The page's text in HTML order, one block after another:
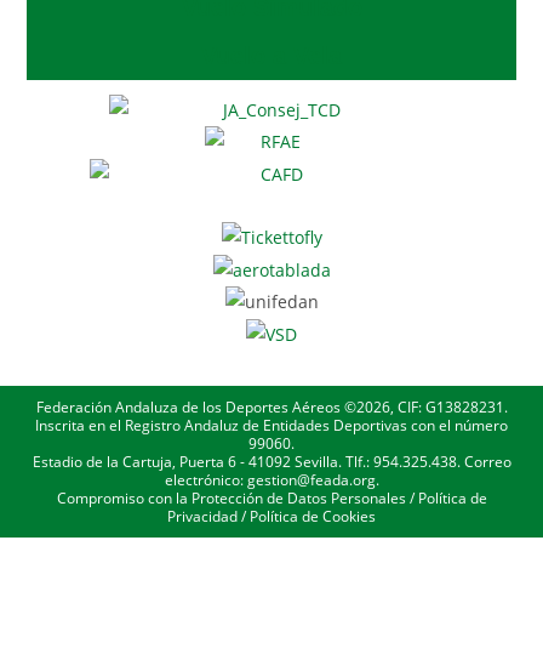
Federación Andaluza de los Deportes Aéreos ©2026, CIF: G13828231.
Inscrita en el Registro Andaluz de Entidades Deportivas con el número
99060.
Estadio de la Cartuja, Puerta 6 - 41092 Sevilla. Tlf.: 954.325.438. Correo
electrónico: gestion@feada.org.
Compromiso con la Protección de Datos Personales/Política de
Privacidad/Política de Cookies